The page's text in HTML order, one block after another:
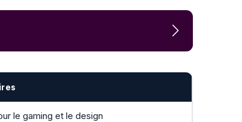
le gaming et le design